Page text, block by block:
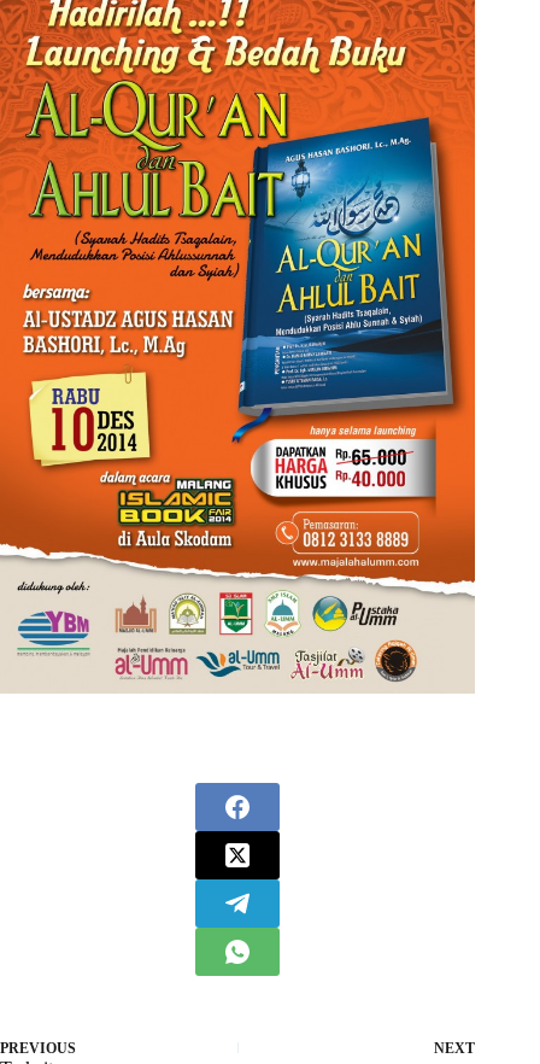
PREVIOUS NEXT